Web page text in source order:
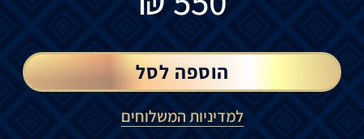
הוספה לסל
למדיניות המשלוחים